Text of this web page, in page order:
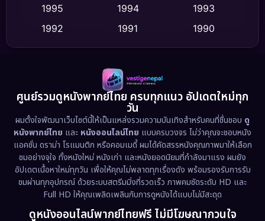
Dance เต้น (10)
Detective สืบสวน (62)
Disaster (13)
Disney+ (5)
Documentary สารคดี (94)
Drama ดราม่า (1,513)
Dystopian (17)
1995
1994
1993
1992
1991
1990
1989
1988
1986
1983
1978
1974
1962
ศูนย์รวมดูหนังพากย์ไทย ครบทุกแนว อัปเดตใหม่ทุก
วัน
ผมตั้งใจพัฒนาเว็บไซต์นี้ให้เป็นแหล่งรวมความบันเทิงสำหรับคนที่ชื่นชอบ ดู
หนังพากย์ไทย และ หนังออนไลน์ไทย แบบครบวงจร ไม่ว่าคุณจะชอบหนัง
แอคชั่น ดราม่า โรแมนติก หรือคอมเมดี้ ผมได้คัดสรรหนังคุณภาพมาให้เลือก
ชมอย่างจุใจ ทั้งหนังใหม่ หนังเก่า และหนังยอดนิยมที่กำลังมาแรง ผมยัง
อัปเดตเนื้อหาใหม่ทุกวัน เพื่อให้คุณไม่พลาดทุกเรื่องดัง พร้อมรองรับการรับ
ชมผ่านทุกอุปกรณ์ ด้วยระบบสตรีมมิ่งที่รวดเร็ว ภาพคมชัดระดับ HD และ
Full HD ให้คุณเพลิดเพลินกับการดูหนังได้แบบไม่มีสะดุด
ดูหนังออนไลน์พากย์ไทยฟรี ไม่มีโฆษณากวนใจ